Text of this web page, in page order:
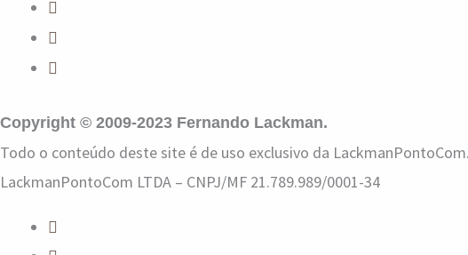
Copyright © 2009-2023 Fernando Lackman.
Todo o conteúdo deste site é de uso exclusivo da
LackmanPontoCom LTDA – CNPJ/MF 21.789.989/0001-34